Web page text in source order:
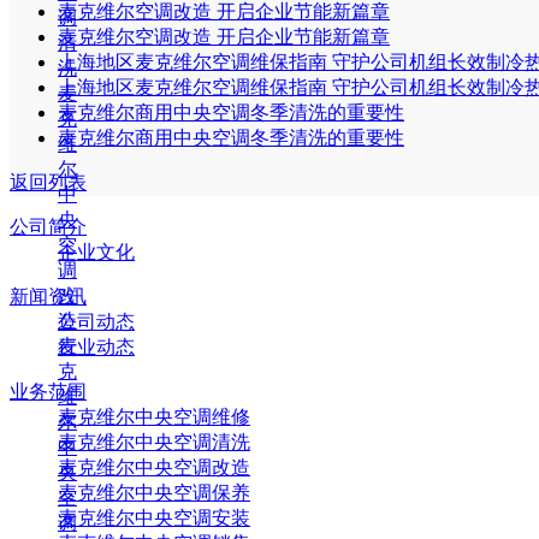
调
清
洗
麦
克
维
尔
中
央
空
调
改
造
麦
克
维
尔
中
央
空
调
麦克维尔空调改造 开启企业节能新篇章
麦克维尔空调改造 开启企业节能新篇章
上海地区麦克维尔空调维保指南 守护公司机组长效制冷
上海地区麦克维尔空调维保指南 守护公司机组长效制冷
麦克维尔商用中央空调冬季清洗的重要性
麦克维尔商用中央空调冬季清洗的重要性
返回列表
公司简介
企业文化
新闻资讯
公司动态
行业动态
业务范围
麦克维尔中央空调维修
麦克维尔中央空调清洗
麦克维尔中央空调改造
麦克维尔中央空调保养
麦克维尔中央空调安装